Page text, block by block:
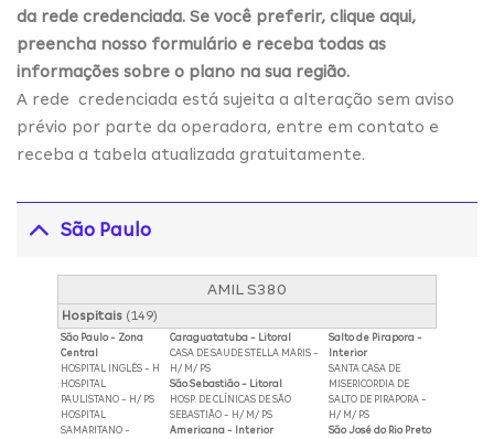
da rede credenciada. Se você preferir, clique aqui,
preencha nosso formulário e receba todas as
informações sobre o plano na sua região.
A rede credenciada está sujeita a alteração sem aviso
prévio por parte da operadora, entre em contato e
receba a tabela atualizada gratuitamente.
São Paulo
AMIL S380
Hospitais(149)
São Paulo - Zona
Central
HOSPITAL INGLÊS - H
HOSPITAL
PAULISTANO - H/ PS
HOSPITAL
SAMARITANO -
Caraguatatuba - Litoral
CASA DE SAUDE STELLA MARIS -
H/ M/ PS
São Sebastião - Litoral
HOSP. DE CLÍNICAS DE SÃO
SEBASTIÃO - H/ M/ PS
Americana - Interior
Salto de Pirapora -
Interior
SANTA CASA DE
MISERICORDIA DE
SALTO DE PIRAPORA -
H/ M/ PS
São José do Rio Preto